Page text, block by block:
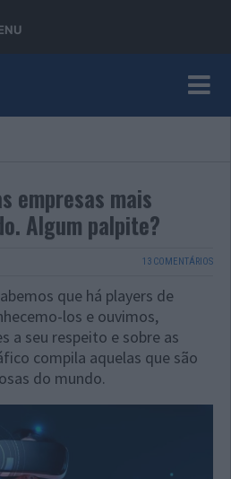
empresas mais
Algum palpite?
13 COMENTÁRIOS
que há players de
los e ouvimos,
a seu respeito e sobre as
compila aquelas que são
do mundo.